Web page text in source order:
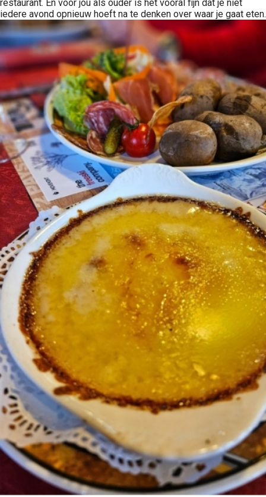
restaurant. En voor jou als ouder is het vooral fijn dat je niet
iedere avond opnieuw hoeft na te denken over waar je gaat eten.